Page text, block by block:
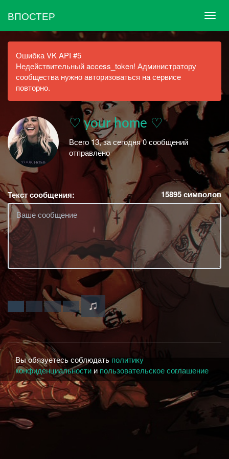
ВПОСТЕР
Ошибка VK API #5
Недействительный access_token! Администратору
сообщества нужно авторизоваться на сервисе
повторно.
♡ your home ♡
Всего 13, за сегодня 0 сообщений
отправлено
Текст сообщения: 15895символов
Вы обязуетесь соблюдать политику
конфиденциальности и пользовательское соглашение